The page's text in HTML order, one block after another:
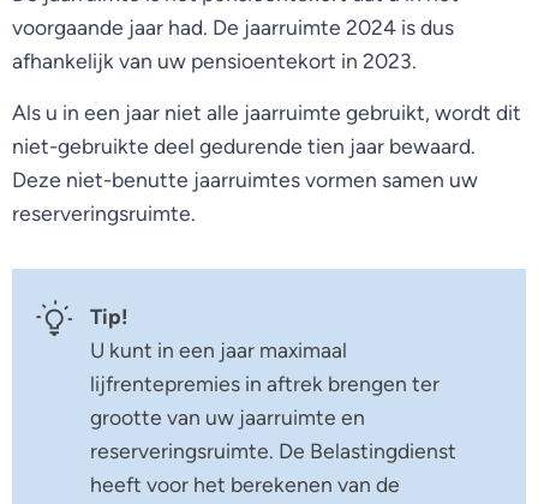
voorgaande jaar had. De jaarruimte 2024 is dus
afhankelijk van uw pensioentekort in 2023.
Als u in een jaar niet alle jaarruimte gebruikt, wordt dit
niet-gebruikte deel gedurende tien jaar bewaard.
Deze niet-benutte jaarruimtes vormen samen uw
reserveringsruimte.
Tip!
U kunt in een jaar maximaal
lijfrentepremies in aftrek brengen ter
grootte van uw jaarruimte en
reserveringsruimte. De Belastingdienst
heeft voor het berekenen van de